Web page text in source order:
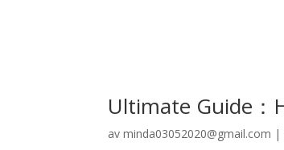
Ultimate Guide：
avminda03052020@gmail.com |